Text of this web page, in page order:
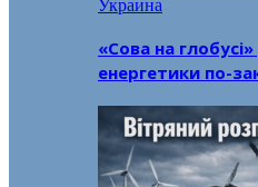
Украина
«Сова на
енергетики по-